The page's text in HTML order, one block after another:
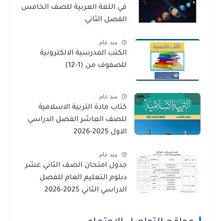
في اللغة العربية للصف الخامس
الفصل الثاني
منذ عام
الكتب المدرسية الالكترونية
للصفوف من (1-12)
منذ عام
كتاب مادة التربية الاسلامية
للصف العاشر الفصل الدراسي
الاول 2025-2026
منذ عام
جدول امتحان الصف الثاني عشر
دبلوم التعليم العام للفصل
الدراسي الثاني 2025-2026